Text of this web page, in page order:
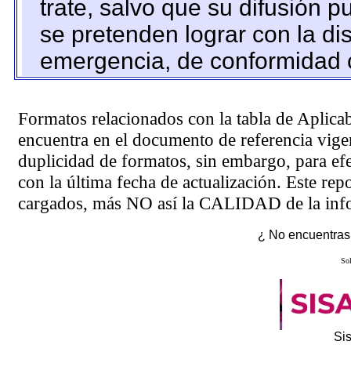
trate, salvo que su difusión
se pretenden lograr con la
emergencia, de
Formatos relacionados con la tabla de
encuentra en el documento de referencia
duplicidad de formatos, sin embargo, para
con la última fecha de actualización. Este
cargados, más NO así la CALIDAD de la
¿ No